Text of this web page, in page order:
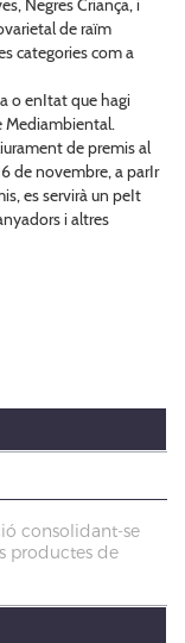
Negres Criança, i
de raïm
categories com a
o enItat que hagi
Mediambiental.
de premis al
de novembre, a parIr
es servirà un peIt
i altres
consolidant-se
productes de